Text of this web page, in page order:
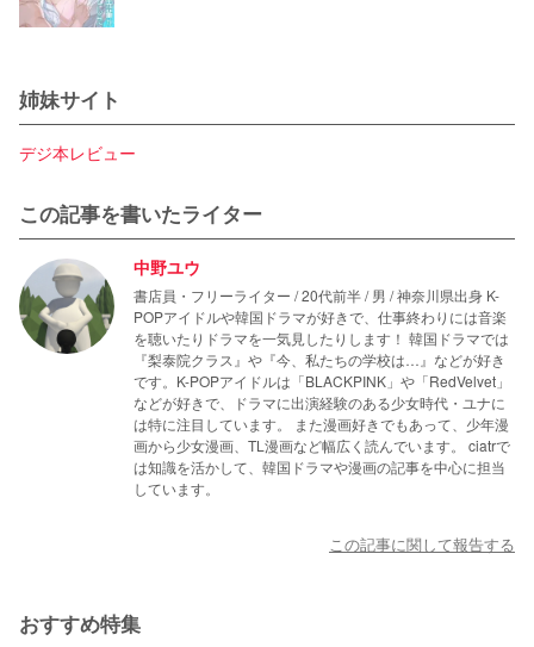
姉妹サイト
デジ本レビュー
この記事を書いたライター
中野ユウ
書店員・フリーライター / 20代前半 / 男 / 神奈川県出身 K-
POPアイドルや韓国ドラマが好きで、仕事終わりには音楽
を聴いたりドラマを一気見したりします！ 韓国ドラマでは
『梨泰院クラス』や『今、私たちの学校は…』などが好き
です。K-POPアイドルは「BLACKPINK」や「RedVelvet」
などが好きで、ドラマに出演経験のある少女時代・ユナに
は特に注目しています。 また漫画好きでもあって、少年漫
画から少女漫画、TL漫画など幅広く読んでいます。 ciatrで
は知識を活かして、韓国ドラマや漫画の記事を中心に担当
しています。
この記事に関して報告する
おすすめ特集